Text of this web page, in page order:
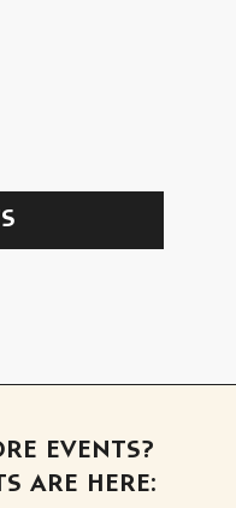
EVENTS?
ARE HERE: